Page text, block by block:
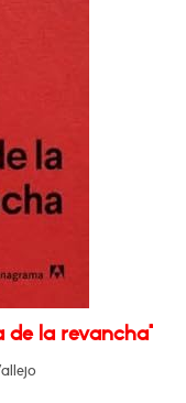
de la revancha"